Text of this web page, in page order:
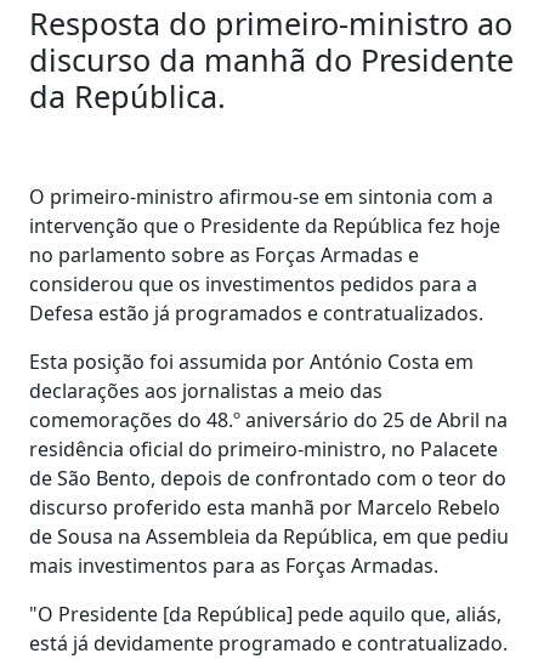
Resposta do primeiro-ministro ao
discurso da manhã do Presidente
da República.
O primeiro-ministro afirmou-se em sintonia com a
intervenção que o Presidente da República fez hoje
no parlamento sobre as Forças Armadas e
considerou que os investimentos pedidos para a
Defesa estão já programados e contratualizados.
Esta posição foi assumida por António Costa em
declarações aos jornalistas a meio das
comemorações do 48.º aniversário do 25 de Abril na
residência oficial do primeiro-ministro, no Palacete
de São Bento, depois de confrontado com o teor do
discurso proferido esta manhã por Marcelo Rebelo
de Sousa na Assembleia da República, em que pediu
mais investimentos para as Forças Armadas.
"O Presidente [da República] pede aquilo que, aliás,
está já devidamente programado e contratualizado.